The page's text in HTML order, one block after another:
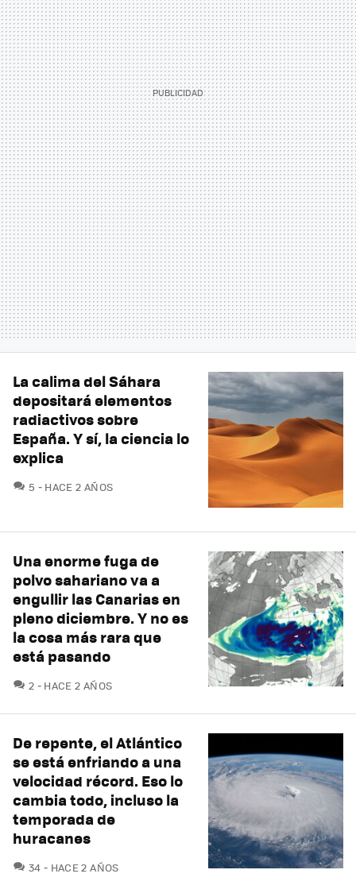
La calima del Sáhara
depositará elementos
radiactivos sobre
España. Y sí, la ciencia lo
explica
5 COMENTARIOS
HACE 2 AÑOS
Una enorme fuga de
polvo sahariano va a
engullir las Canarias en
pleno diciembre. Y no es
la cosa más rara que
está pasando
2 COMENTARIOS
HACE 2 AÑOS
De repente, el Atlántico
se está enfriando a una
velocidad récord. Eso lo
cambia todo, incluso la
temporada de
huracanes
34 COMENTARIOS
HACE 2 AÑOS